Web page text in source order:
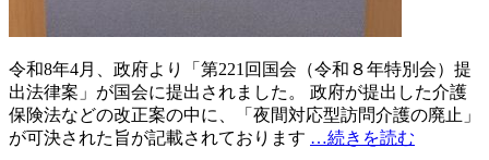
令和8年4月、政府より「第221回国会（令和８年特別会）提
出法律案」が国会に提出されました。 政府が提出した介護
保険法などの改正案の中に、「夜間対応型訪問介護の廃止」
が可決された旨が記載されております …続きを読む